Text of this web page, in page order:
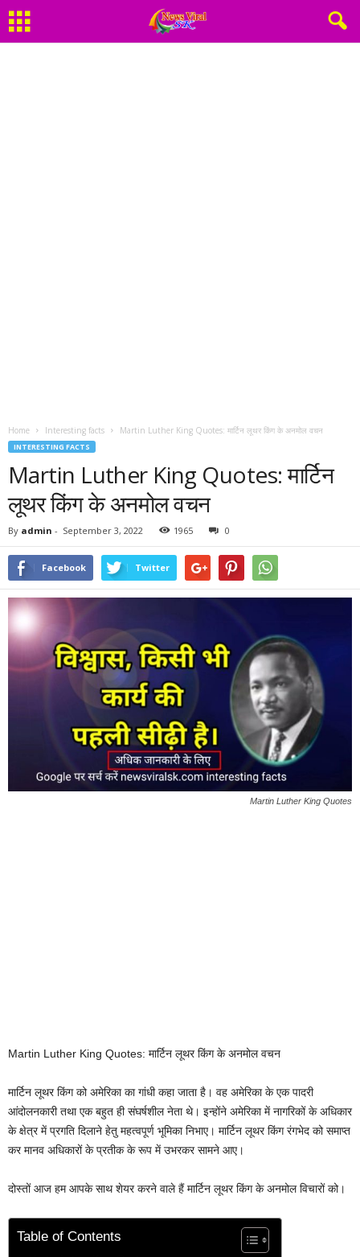
Home Interesting facts Martin Luther King Quotes: मार्टिन लूथर किंग के अनमोल वचन
INTERESTING FACTS
Martin Luther King Quotes: मार्टिन
लूथर किंग के अनमोल वचन
By admin - September 3, 2022 1965 0
Facebook Twitter
Martin Luther King Quotes
Martin Luther King Quotes: मार्टिन लूथर किंग के अनमोल वचन
मार्टिन लूथर किंग को अमेरिका का गांधी कहा जाता है। वह अमेरिका के एक पादरी
आंदोलनकारी तथा एक बहुत ही संघर्षशील नेता थे। इन्होंने अमेरिका में नागरिकों के अधिकार
के क्षेत्र में प्रगति दिलाने हेतु महत्वपूर्ण भूमिका निभाए। मार्टिन लूथर किंग रंगभेद को समाप्त
कर मानव अधिकारों के प्रतीक के रूप में उभरकर सामने आए।
दोस्तों आज हम आपके साथ शेयर करने वाले हैं मार्टिन लूथर किंग के अनमोल विचारों को।
Table of Contents